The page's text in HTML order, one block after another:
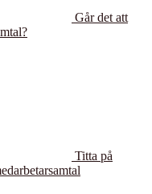
Går det att
Titta på